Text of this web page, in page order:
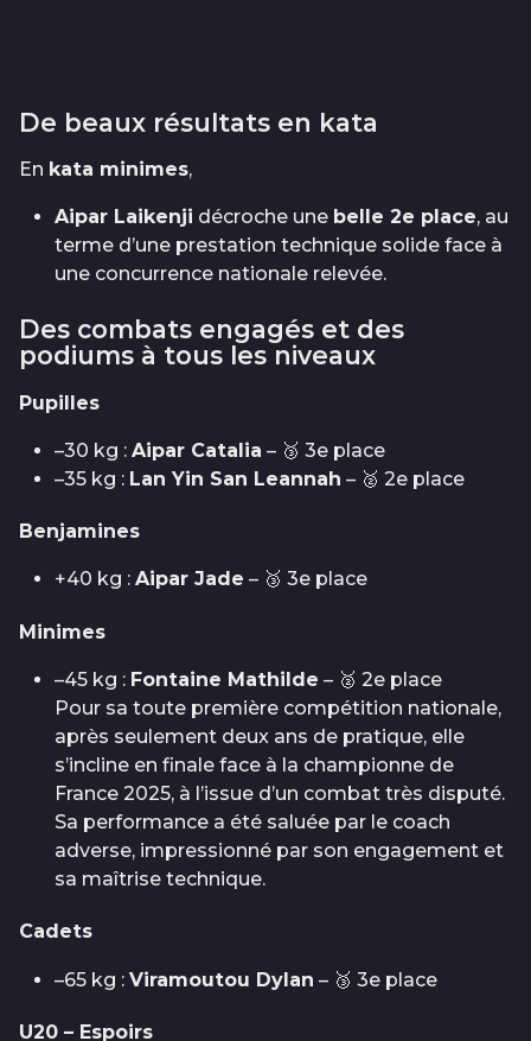
De beaux résultats en kata
En kata minimes,
Aipar Laikenji décroche une belle 2e place, au
terme d’une prestation technique solide face à
une concurrence nationale relevée.
Des combats engagés et des
podiums à tous les niveaux
Pupilles
–30 kg : Aipar Catalia – 🥉 3e place
–35 kg : Lan Yin San Leannah – 🥈 2e place
Benjamines
+40 kg : Aipar Jade – 🥉 3e place
Minimes
–45 kg : Fontaine Mathilde – 🥈 2e place
Pour sa toute première compétition nationale,
après seulement deux ans de pratique, elle
s’incline en finale face à la championne de
France 2025, à l’issue d’un combat très disputé.
Sa performance a été saluée par le coach
adverse, impressionné par son engagement et
sa maîtrise technique.
Cadets
–65 kg : Viramoutou Dylan – 🥉 3e place
U20 – Espoirs